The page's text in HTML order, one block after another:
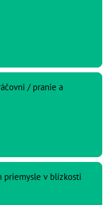
/ pranie a
priemysle v blízkosti